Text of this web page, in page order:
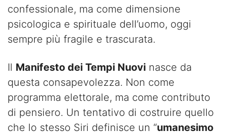
confessionale, ma come dimensione
psicologica e spirituale dell’uomo, oggi
sempre più fragile e trascurata.
Il Manifesto dei Tempi Nuovi nasce da
questa consapevolezza. Non come
programma elettorale, ma come contributo
di pensiero. Un tentativo di costruire quello
che lo stesso Siri definisce un “umanesimo